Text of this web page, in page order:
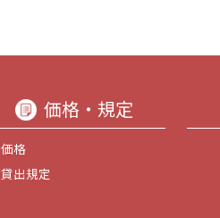
価格・規定
価格
貸出規定